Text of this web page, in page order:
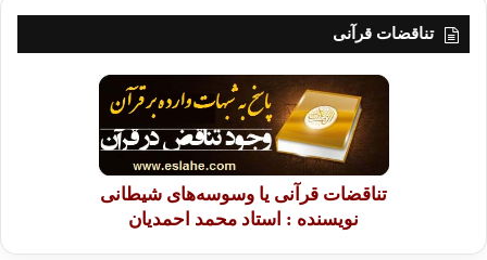
تناقضات قرآنی
تناقضات قرآنی یا وسوسه‌های شیطانی
نویسنده : استاد محمد احمدیان